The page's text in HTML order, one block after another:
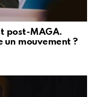
post-MAGA.
un mouvement ?